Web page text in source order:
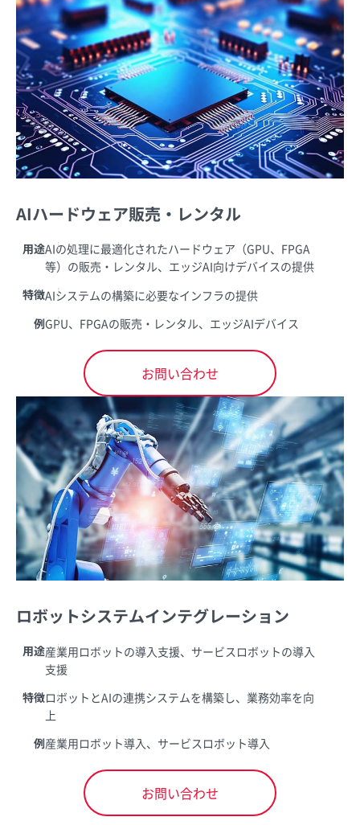
AIハードウェア販売・レンタル
用途AIの処理に最適化されたハードウェア（GPU、FPGA
等）の販売・レンタル、エッジAI向けデバイスの提供
特徴AIシステムの構築に必要なインフラの提供
例GPU、FPGAの販売・レンタル、エッジAIデバイス
お問い合わせ
ロボットシステムインテグレーション
用途産業用ロボットの導入支援、サービスロボットの導入
支援
特徴ロボットとAIの連携システムを構築し、業務効率を向
上
例産業用ロボット導入、サービスロボット導入
お問い合わせ